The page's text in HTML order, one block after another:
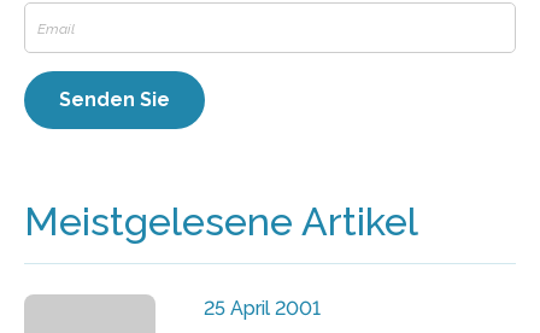
Meistgelesene Artikel
25 April 2001